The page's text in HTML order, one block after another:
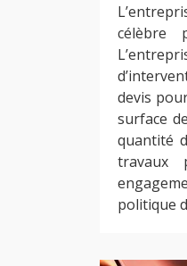
célèbre
devis
surface
quantité
travaux
politique